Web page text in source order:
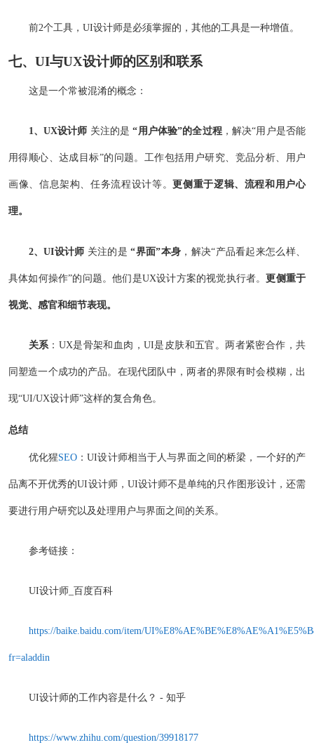
前2个工具，UI设计师是必须掌握的，其他的工具是一种增值。
七、UI与UX设计师的区别和联系
这是一个常被混淆的概念：
1、UX设计师 关注的是“用户体验”的全过程，解决“用户是否能
用得顺心、达成目标”的问题。工作包括用户研究、竞品分析、用户
画像、信息架构、任务流程设计等。更侧重于逻辑、流程和用户心
理。
2、UI设计师 关注的是“界面”本身 ，解决“产品看起来怎么样、
具体如何操作”的问题。他们是UX设计方案的视觉执行者。更侧重于
视觉、感官和细节表现。
关系 ：UX是骨架和血肉，UI是皮肤和五官。两者紧密合作，共
同塑造一个成功的产品。在现代团队中，两者的界限有时会模糊，出
现“UI/UX设计师”这样的复合角色。
总结
优化猩SEO ：UI设计师相当于人与界面之间的桥梁，一个好的产
品离不开优秀的UI设计师，UI设计师不是单纯的只作图形设计，还需
要进行用户研究以及处理用户与界面之间的关系。
参考链接：
UI设计师_百度百科
https://baike.baidu.com/item/
fr=aladdin
UI设计师的工作内容是什么？ - 知乎
https://www.zhihu.com/question/39918177